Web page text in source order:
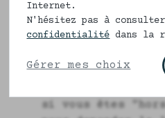
Bref, chez Fleurs
aimons imaginer
bouger les
envie.
si vous êtes "hors
Internet.
N'hésitez pas à
confidentialité dans la
cookies" pour en
Gérer mes choix